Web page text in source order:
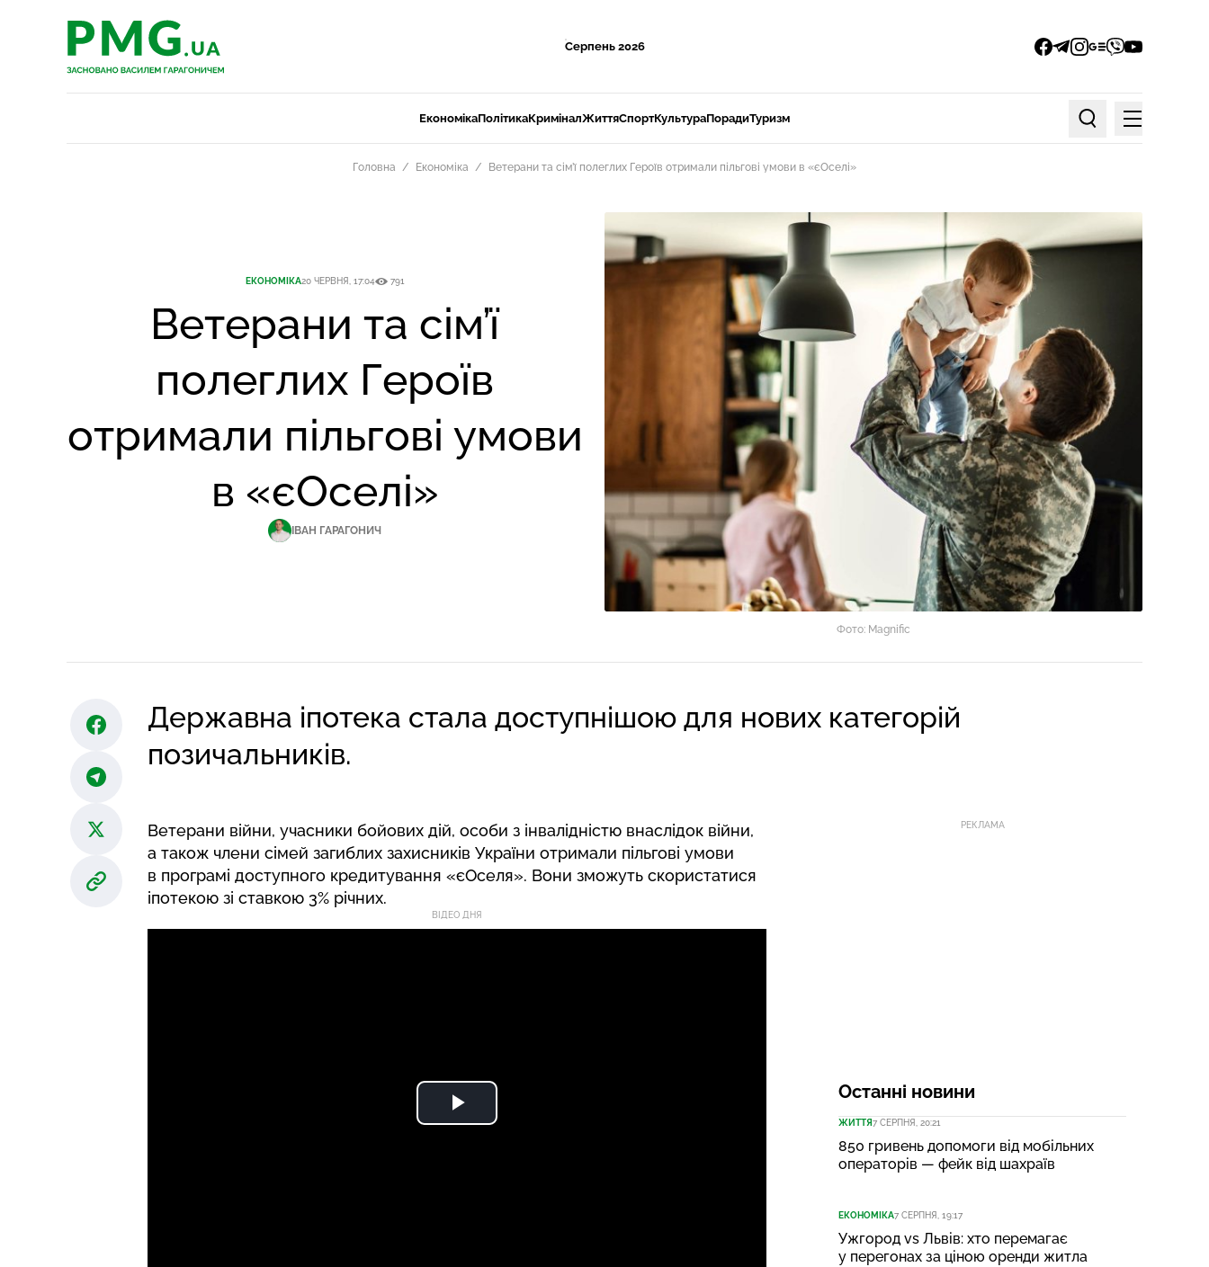
PMG.ua
Серпень 2026
facebook
telegram
instagram
google_news
viberyoutube
PMG.ua
ЕкономікаПолітикаКриміналЖиттяСпортКультураПорадиТуризм
Пошук по статтях
Меню
Головна Економіка Ветерани та сім’ї полеглих Героїв отримали пільгові умови в «єОселі»
ЕКОНОМІКА20 ЧЕРВНЯ, 17:04 791
Ветерани та сім’ї
полеглих Героїв
отримали пільгові умови
в «єОселі»
ІВАН ГАРАГОНИЧ
Фото: Magnific
Державна іпотека стала доступнішою для нових категорій
позичальників.
Ветерани війни, учасники бойових дій, особи з інвалідністю внаслідок війни,
а також члени сімей загиблих захисників України отримали пільгові умови
в програмі доступного кредитування «єОселя». Вони зможуть скористатися
іпотекою зі ставкою 3% річних.
ВІДЕО ДНЯ
РЕКЛАМА
Останні новини
ЖИТТЯ7 СЕРПНЯ, 20:21
850 гривень допомоги від мобільних
операторів — фейк від шахраїв
ЕКОНОМІКА7 СЕРПНЯ, 19:17
Ужгород vs Львів: хто перемагає
у перегонах за ціною оренди житла